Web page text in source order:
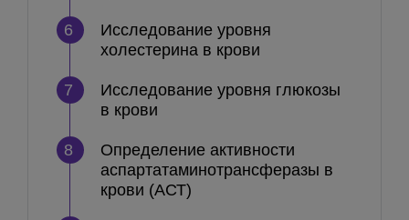
6
Исследование уровня
холестерина в крови
7
Исследование уровня глюкозы
в крови
8
Определение активности
аспартатаминотрансферазы в
крови (АСТ)